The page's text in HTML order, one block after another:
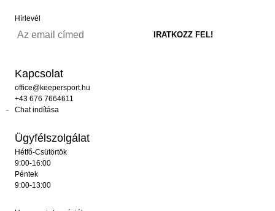
Hírlevél
Kapcsolat
office@keepersport.hu
+43 676 7664611
Chat indítása
Ügyfélszolgálat
Hétfő-Csütörtök
9:00-16:00
Péntek
9:00-13:00